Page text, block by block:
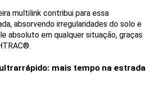
multilink contribui para essa
absorvendo irregularidades do solo e
absoluto em qualquer situação, graças
mais tempo na estrada